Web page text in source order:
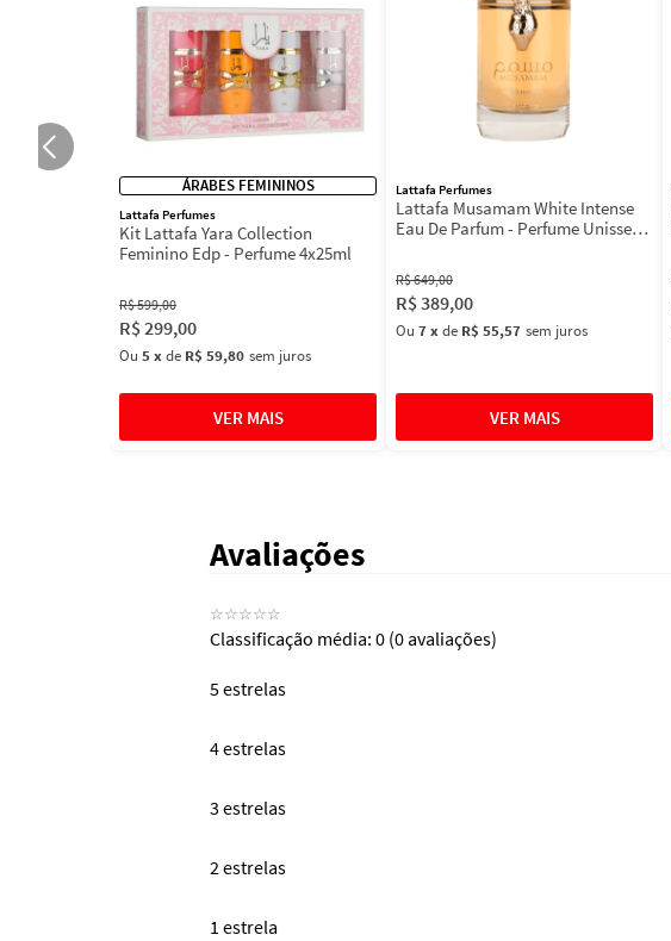
ÁRABES FEMININOS
Lattafa Perfumes
Kit Lattafa Yara Collection
Feminino Edp - Perfume 4x25ml
R$599,00
R$299,00
Ou 5xde R$ 59,80 sem juros
Lattafa Perfumes
Lattafa Musamam White Intense
Eau De Parfum - Perfume Unissex
R$649,00
R$389,00
Ou 7xde R$ 55,57 sem juros
Avaliações
☆☆☆☆☆
Classificação média: 0 (0 avaliações)
5 estrelas
4 estrelas
3 estrelas
2 estrelas
1 estrela